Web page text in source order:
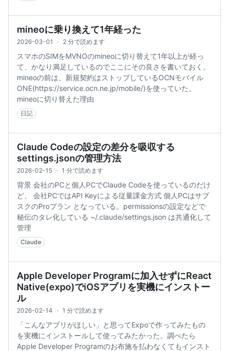
mineoに乗り換えて1年経った
2026-03-01 · 2 分で読めます
スマホのSIMをMVNOのmineoに切り替えて1年以上が経っ
て、かなり満足しているのでここにその良さを書いておく。
mineoの前は、新規契約はストップしているOCNモバイル
ONE(https://service.ocn.ne.jp/mobile/)を使っていた。
mineoに切り替えた理由
日記
Claude Codeの設定の差分を吸収する
settings.jsonの管理方法
2026-02-15 · 1 分で読めます
背景 会社のPCと個人PCでClaude Codeを使っているのだけ
ど、 会社PCではAPI Keyによる従量課金方式 個人PCはサブ
スクのProプラン となっている。permissionsの設定などで
秘伝のタレ化している ~/.claude/settings.json は共通化して
管理
Claude
Apple Developer Programに加入せずにReact
Native(expo)でiOSアプリを実機にインストー
ル
2026-02-14 · 1 分で読めます
「こんなアプリがほしい」と思ってExpoで作ってみたもの
を実機にインストールして使ってみたかった。調べたら
Apple Developer Programのお布施を払わなくてもインスト